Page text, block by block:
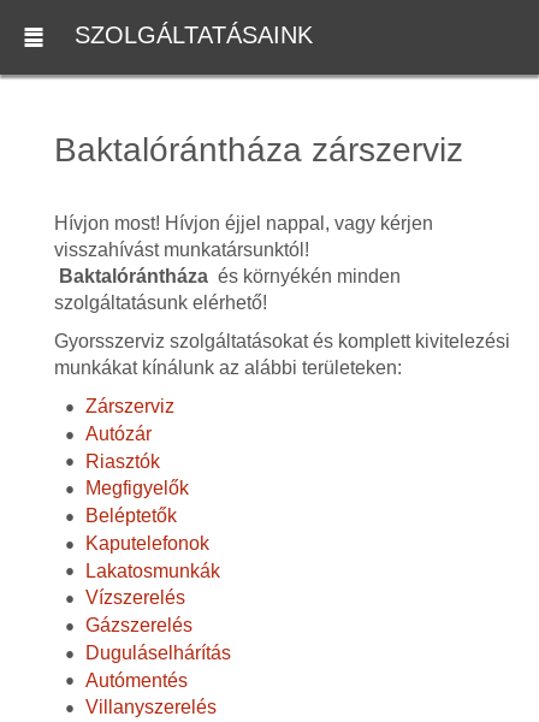
SZOLGÁLTATÁSAINK
Baktalórántháza zárszerviz
Hívjon most! Hívjon éjjel nappal, vagy kérjen
visszahívást munkatársunktól!
Baktalórántháza és környékén minden
szolgáltatásunk elérhető!
Gyorsszerviz szolgáltatásokat és komplett kivitelezési
munkákat kínálunk az alábbi területeken:
Zárszerviz
Autózár
Riasztók
Megfigyelők
Beléptetők
Kaputelefonok
Lakatosmunkák
Vízszerelés
Gázszerelés
Duguláselhárítás
Autómentés
Villanyszerelés